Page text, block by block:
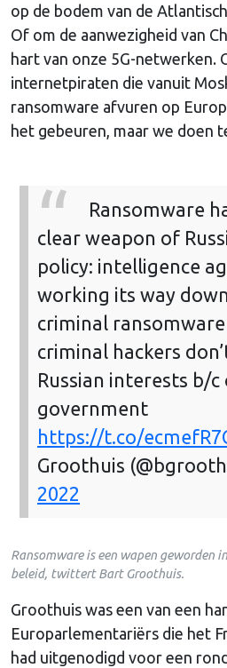
op de bodem van de
Of om de aanwezigheid van
hart van onze 5G-netwerken.
internetpiraten die vanuit
ransomware afvuren op
het gebeuren, maar we doen
Ransomware
clear weapon of
policy: intelligence
working its way
criminal ransomware
criminal hackers
Russian interests b/c
government
https://t.co/
Groothuis
2022
Ransomware is een wapen geworden
beleid, twittert Bart Groothuis.
Groothuis was een van een
Europarlementariërs die het
had uitgenodigd voor een